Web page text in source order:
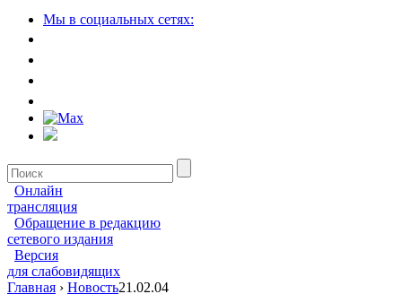
Мы в социальных сетях:
Онлайн
трансляция
Обращение в редакцию
сетевого издания
Версия
для слабовидящих
Главная › Новость21.02.04